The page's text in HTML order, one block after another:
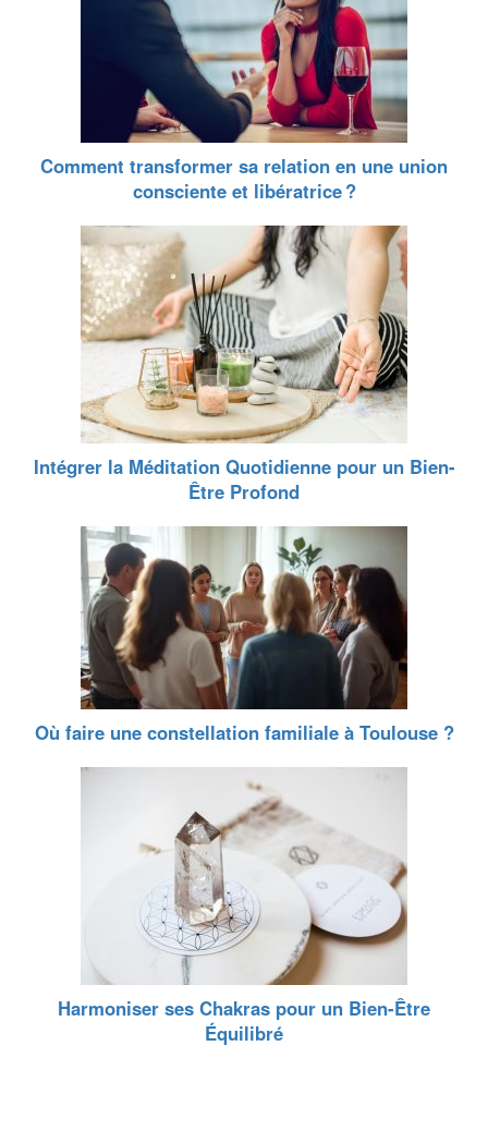
Comment transformer sa relation en une union
consciente et libératrice ?
Intégrer la Méditation Quotidienne pour un Bien-
Être Profond
Où faire une constellation familiale à Toulouse ?
Harmoniser ses Chakras pour un Bien-Être
Équilibré